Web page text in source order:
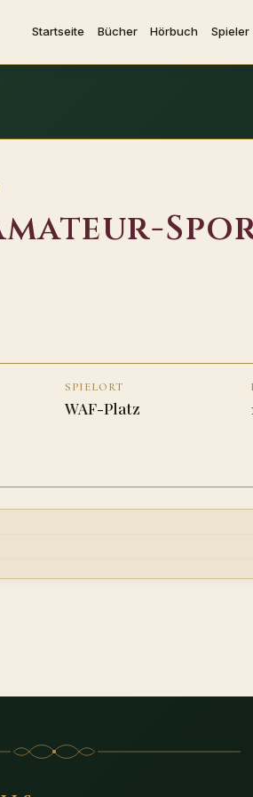
Startseite Bücher Hörbuch Spieler
SPIELORT
WAF-Platz